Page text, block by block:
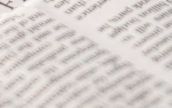
焼き菓子
通信販売のご案内
モロゾフのご当地の焼き菓子
みみずく洋菓子店
窯だしチーズケーキ